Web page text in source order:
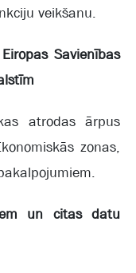
veikšanu.
Savienības
atrodas ārpus
zonas,
un citas datu